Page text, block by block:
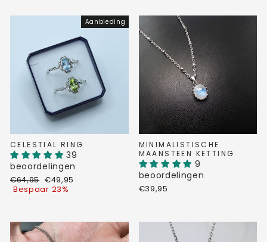
Aanbieding
CELESTIAL RING
39
beoordelingen
Normale
prijs
€64,95 Verkoopprijs
€49,95
Bespaar 23%
MINIMALISTISCHE
MAANSTEEN KETTING
9
beoordelingen
€39,95